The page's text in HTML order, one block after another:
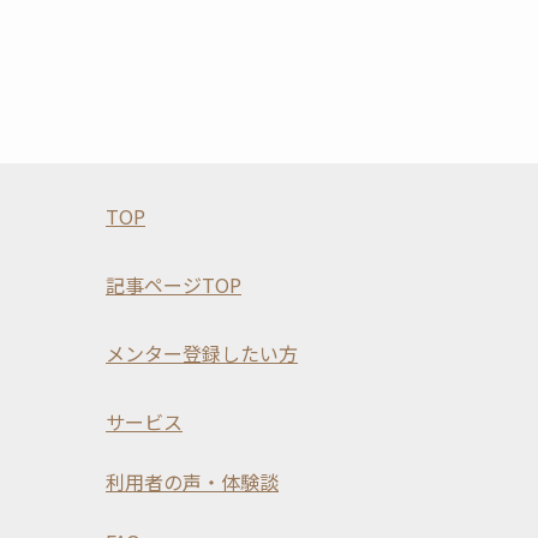
TOP
記事ページTOP
メンター登録したい方
サービス
利用者の声・体験談